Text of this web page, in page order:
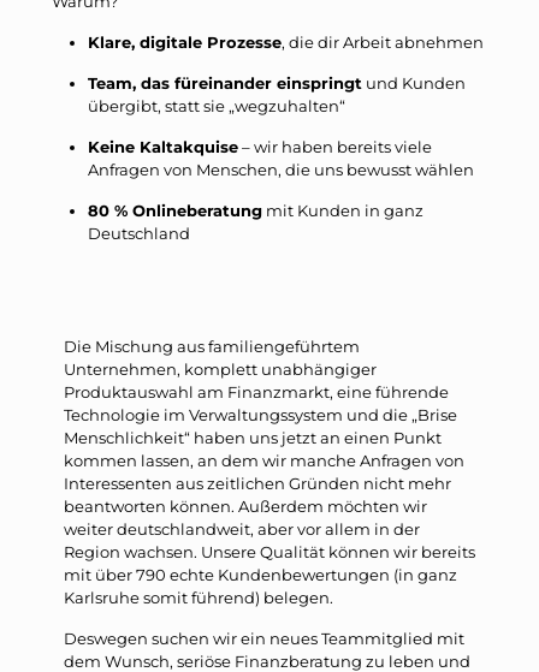
Klare, digitale Prozesse, die dir Arbeit abnehmen
Team, das füreinander einspringt und Kunden
übergibt, statt sie „wegzuhalten“
Keine Kaltakquise– wir haben bereits viele
Anfragen von Menschen, die uns bewusst wählen
80 % Onlineberatung mit Kunden in ganz
Deutschland
Die Mischung aus familiengeführtem
Unternehmen, komplett unabhängiger
Produktauswahl am Finanzmarkt, eine führende
Technologie im Verwaltungssystem und die „Brise
Menschlichkeit“ haben uns jetzt an einen Punkt
kommen lassen, an dem wir manche Anfragen von
Interessenten aus zeitlichen Gründen nicht mehr
beantworten können. Außerdem möchten wir
weiter deutschlandweit, aber vor allem in der
Region wachsen. Unsere Qualität können wir bereits
mit über 790 echte Kundenbewertungen (in ganz
Karlsruhe somit führend) belegen.
Deswegen suchen wir ein neues Teammitglied mit
dem Wunsch, seriöse Finanzberatung zu leben und